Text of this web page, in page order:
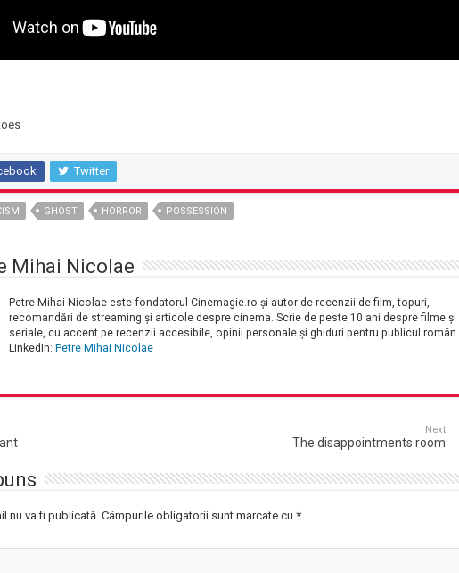
Twitter
GHOST HORROR POSSESSION
Mihai Nicolae
Petre Mihai Nicolae este fondatorul Cinemagie.ro și autor de recenzii de film, topuri,
recomandări de streaming și articole despre cinema. Scrie de peste 10 ani despre filme și
seriale, cu accent pe recenzii accesibile, opinii personale și ghiduri pentru publicul român.
LinkedIn: Petre Mihai Nicolae
Next
The disappointments room
nu va fi publicată. Câmpurile obligatorii sunt marcate cu *